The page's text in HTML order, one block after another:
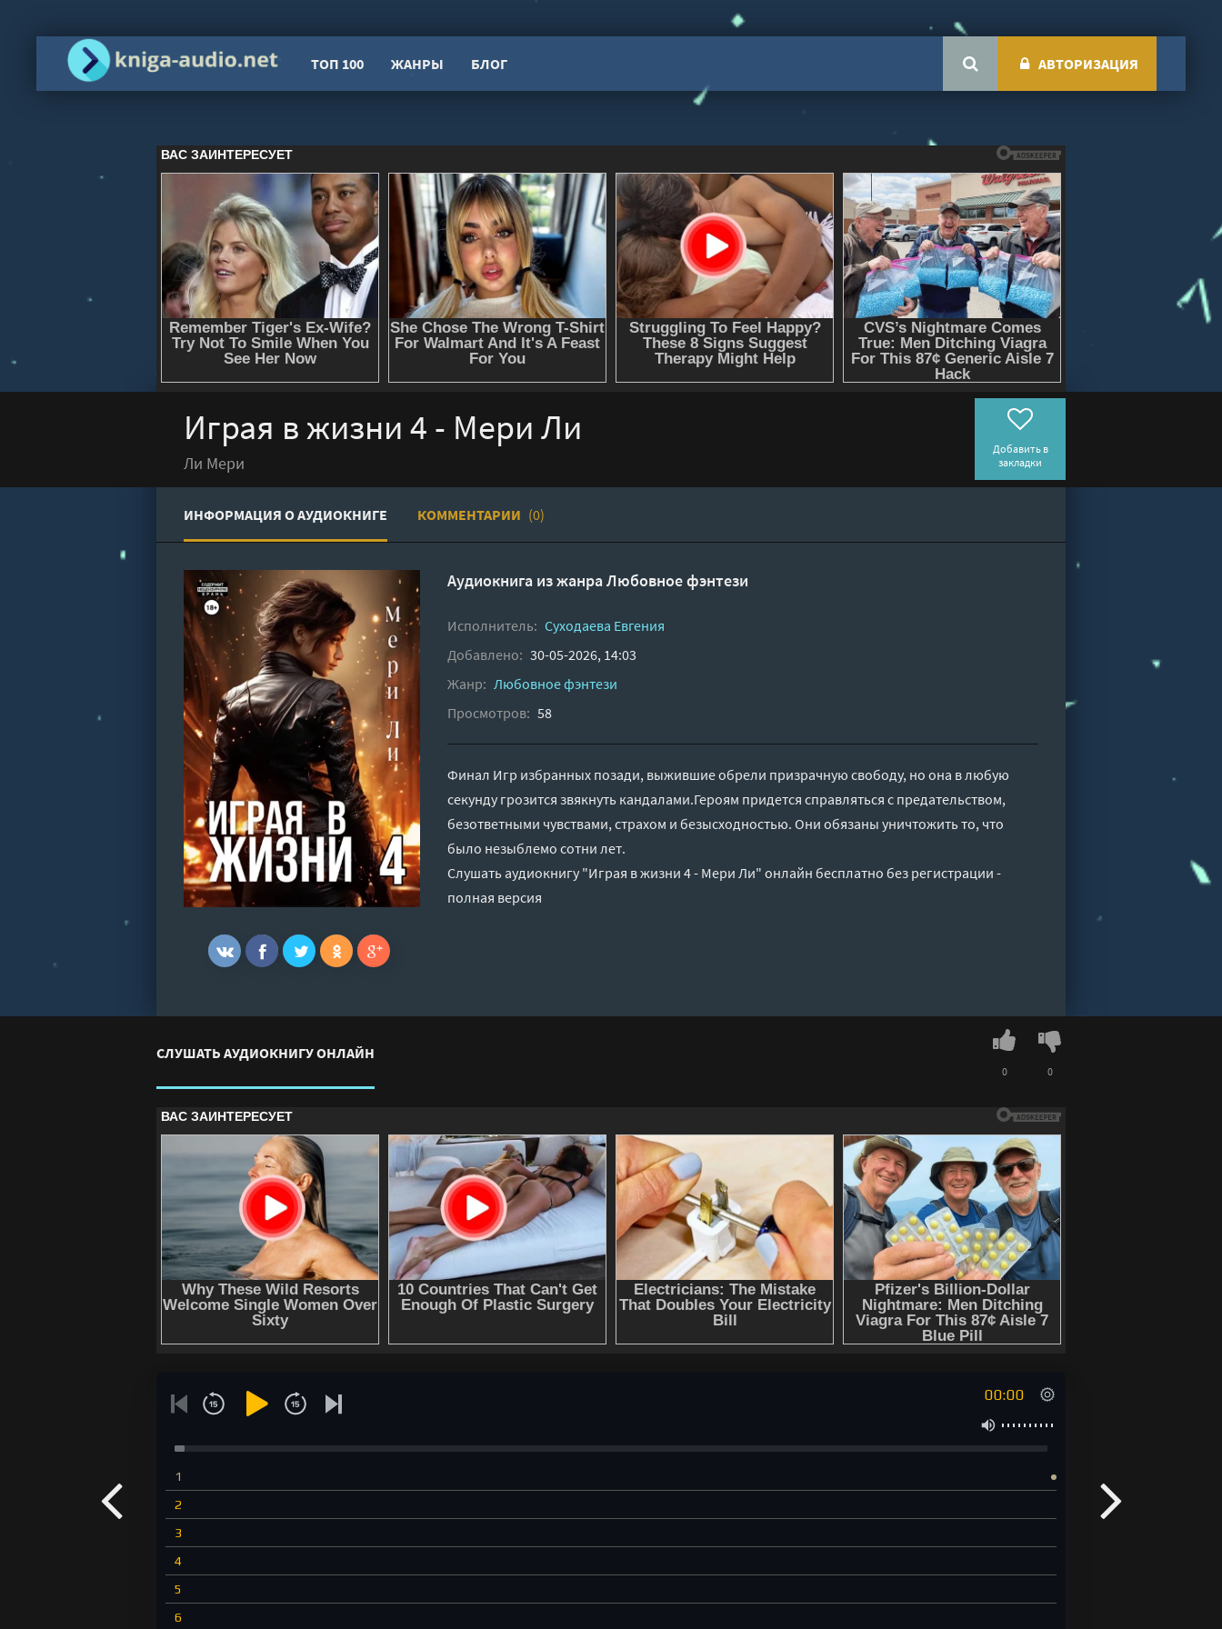
ТОП 100 ЖАНРЫ БЛОГ АВТОРИЗАЦИЯ
Играя в жизни 4 - Мери Ли
Ли Мери
Добавить в
закладки
ИНФОРМАЦИЯ О АУДИОКНИГЕ КОММЕНТАРИИ (0)
Аудиокнига из жанраЛюбовное фэнтези
Исполнитель: Суходаева Евгения
Добавлено: 30-05-2026, 14:03
Жанр: Любовное фэнтези
Просмотров: 58
Финал Игр избранных позади, выжившие обрели призрачную свободу, но она в любую
секунду грозится звякнуть кандалами.Героям придется справляться с предательством,
безответными чувствами, страхом и безысходностью. Они обязаны уничтожить то, что
было незыблемо сотни лет.
Слушать аудиокнигу "Играя в жизни 4 - Мери Ли" онлайн бесплатно без регистрации -
полная версия
СЛУШАТЬ АУДИОКНИГУ ОНЛАЙН
0 0
00:00
1
2
3
4
5
6